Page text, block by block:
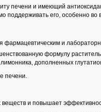
печени и имеющий
его, особенно во
фармацевтическим и
формулу
дополненных
печени.
веществ и повышает